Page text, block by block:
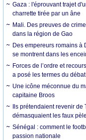
Gaza : l'éprouvant trajet
charrette tirée par un âne
Mali. Des preuves de
dans la région de Gao
Des empereurs romains à
se montrent dans les
Forces de l’ordre et
a posé les termes du débat
Une icône méconnue du
capitaine Broos
Ils prétendaient revenir de
démasquaient les faux
Sénégal : comment le
passion nationale